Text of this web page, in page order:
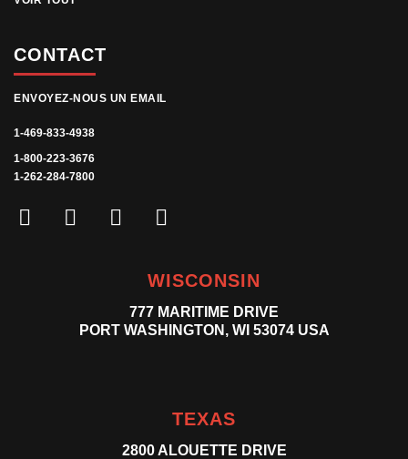
CONTACT
ENVOYEZ-NOUS UN EMAIL
1-469-833-4938
1-800-223-3676
1-262-284-7800
WISCONSIN
777 MARITIME DRIVE
PORT WASHINGTON, WI 53074 USA
TEXAS
2800 ALOUETTE DRIVE